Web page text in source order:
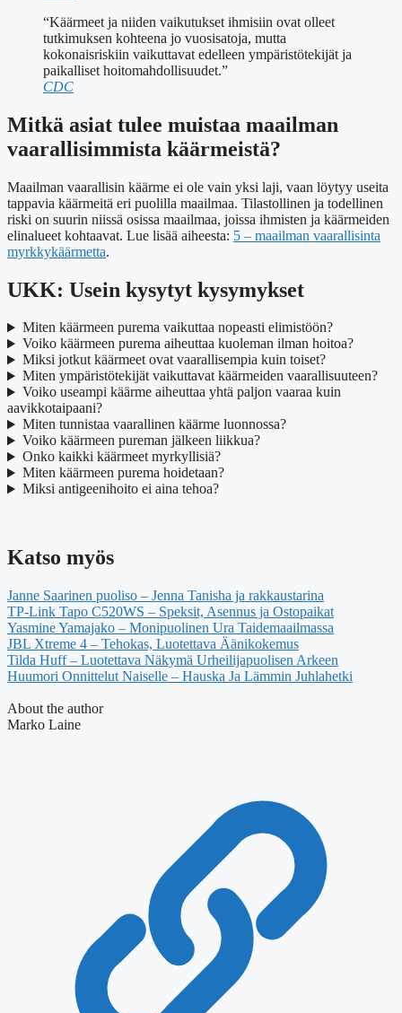
“Käärmeet ja niiden vaikutukset ihmisiin ovat olleet
tutkimuksen kohteena jo vuosisatoja, mutta
kokonaisriskiin vaikuttavat edelleen ympäristötekijät ja
paikalliset hoitomahdollisuudet.”
CDC
Mitkä asiat tulee muistaa maailman
vaarallisimmista käärmeistä?
Maailman vaarallisin käärme ei ole vain yksi laji, vaan löytyy useita
tappavia käärmeitä eri puolilla maailmaa. Tilastollinen ja todellinen
riski on suurin niissä osissa maailmaa, joissa ihmisten ja käärmeiden
elinalueet kohtaavat. Lue lisää aiheesta: 5 – maailman vaarallisinta
myrkkykäärmetta.
UKK: Usein kysytyt kysymykset
Miten käärmeen purema vaikuttaa nopeasti elimistöön?
Voiko käärmeen purema aiheuttaa kuoleman ilman hoitoa?
Miksi jotkut käärmeet ovat vaarallisempia kuin toiset?
Miten ympäristötekijät vaikuttavat käärmeiden vaarallisuuteen?
Voiko useampi käärme aiheuttaa yhtä paljon vaaraa kuin
aavikkotaipaani?
Miten tunnistaa vaarallinen käärme luonnossa?
Voiko käärmeen pureman jälkeen liikkua?
Onko kaikki käärmeet myrkyllisiä?
Miten käärmeen purema hoidetaan?
Miksi antigeenihoito ei aina tehoa?
Katso myös
Janne Saarinen puoliso – Jenna Tanisha ja rakkaustarina
TP-Link Tapo C520WS – Speksit, Asennus ja Ostopaikat
Yasmine Yamajako – Monipuolinen Ura Taidemaailmassa
JBL Xtreme 4 – Tehokas, Luotettava Äänikokemus
Tilda Huff – Luotettava Näkymä Urheilijapuolisen Arkeen
Huumori Onnittelut Naiselle – Hauska Ja Lämmin Juhlahetki
About the author
Marko Laine